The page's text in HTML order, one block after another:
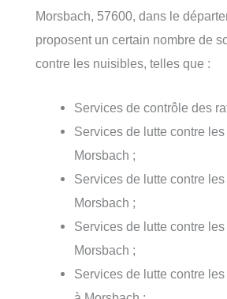
Morsbach, 57600, dans le
proposent un certain nombre de
contre les nuisibles, telles que :
Services de contrôle des
Services de lutte contre
Morsbach ;
Services de lutte contre
Morsbach ;
Services de lutte contre
Morsbach ;
Services de lutte contre